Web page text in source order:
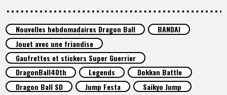
ARTICLES
À PROPOS
Nouvelles hebdomadaires Dragon Ball
BANDAI
Jouet avec une friandise
Gaufrettes et stickers Super Guerrier
DragonBall40th
Legends
Dokkan Battle
Dragon Ball SD
Jump Festa
Saikyo Jump